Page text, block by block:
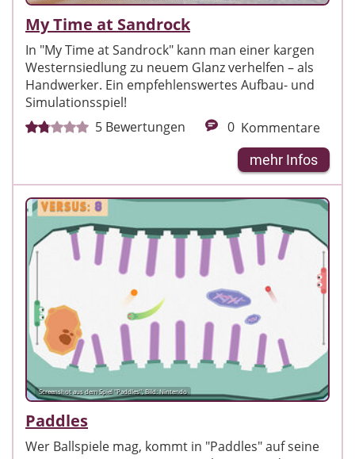
My Time at Sandrock
In "My Time at Sandrock" kann man einer kargen
Westernsiedlung zu neuem Glanz verhelfen – als
Handwerker. Ein empfehlenswertes Aufbau- und
Simulationsspiel!
5 Bewertungen 0 Kommentare
mehr Infos
Screenshot aus dem Spiel "Paddles"; Bild: Nintendo
Paddles
Wer Ballspiele mag, kommt in "Paddles" auf seine